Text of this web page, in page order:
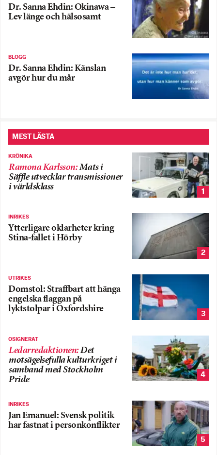
Dr. Sanna Ehdin: Okinawa –
Lev länge och hälsosamt
BLOGG
Dr. Sanna Ehdin: Känslan
avgör hur du mår
MEST LÄSTA
KRÖNIKA
Ramona Karlsson:Mats i
Säffle utvecklar transmissioner
i världsklass
1
INRIKES
Ytterligare oklarheter kring
Stina-fallet i Hörby
2
UTRIKES
Domstol: Straffbart att hänga
engelska flaggan på
lyktstolpar i Oxfordshire
3
OSIGNERAT
Ledarredaktionen:Det
motsägelsefulla kulturkriget i
samband med Stockholm
Pride
4
INRIKES
Jan Emanuel: Svensk politik
har fastnat i personkonflikter
5